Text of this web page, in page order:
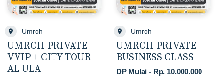
Umroh
UMROH PRIVATE
VVIP + CITY TOUR
AL ULA
Umroh
UMROH PRIVATE -
BUSINESS CLASS
DP Mulai - Rp. 10.000.000